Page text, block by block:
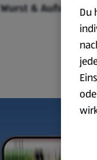
Wurst & Aufschnitt
Du